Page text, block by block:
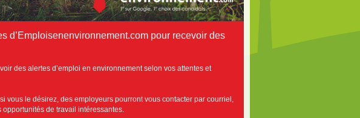
d’Emploisenenvironnement.com pour recevoir des
des alertes d’emploi en environnement selon vos attentes et
vous le désirez, des employeurs pourront vous contacter par courriel,
de travail intéressantes.